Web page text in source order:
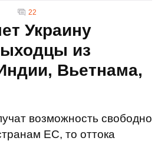
22
Украину
из
Вьетнама,
возможность свободно
ЕС, то оттока